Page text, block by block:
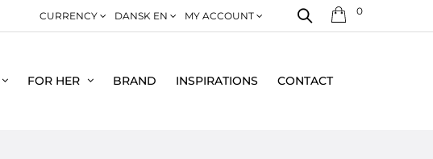
CURRENCY DANSK EN MY ACCOUNT 0
FOR HER BRAND INSPIRATIONS CONTACT